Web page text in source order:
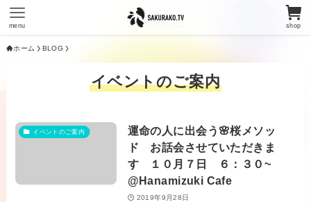
shop
menu
ホーム BLOG
イベントのご案内
イベントのご案内
運命の人に出会う🌸桜メソッ
ド お話会させていただきま
す １０月７日 ６：３０~
@Hanamizuki Cafe
2019年9月28日